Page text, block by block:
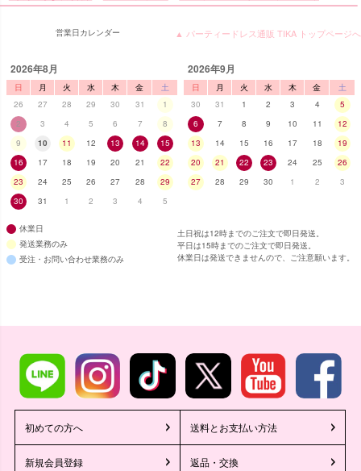
▲ パーティードレス通販 TIKA トップページへ
営業日カレンダー
2026年8月
日 月 火 水 木 金
土
26
27 28 29 30 31
1
2
3 4 5 6 7
8
9
10 11 12 13 14
15
16
17 18 19 20 21
22
23
24 25 26 27 28
29
30
31 1 2 3 4 5
2026年9月
日 月 火 水 木 金
土
30
31 1 2 3 4
5
6
7 8 9 10 11
12
13
14 15 16 17 18
19
20
21 22 23 24 25
26
27
28 29 30 1 2 3
休業日
発送業務のみ
受注・お問い合わせ業務のみ
土日祝は12時までのご注文で即日発送。
平日は15時までのご注文で即日発送。
休業日は発送できませんので、ご注意願います。
初めての方へ 送料とお支払い方法
新規会員登録 返品・交換